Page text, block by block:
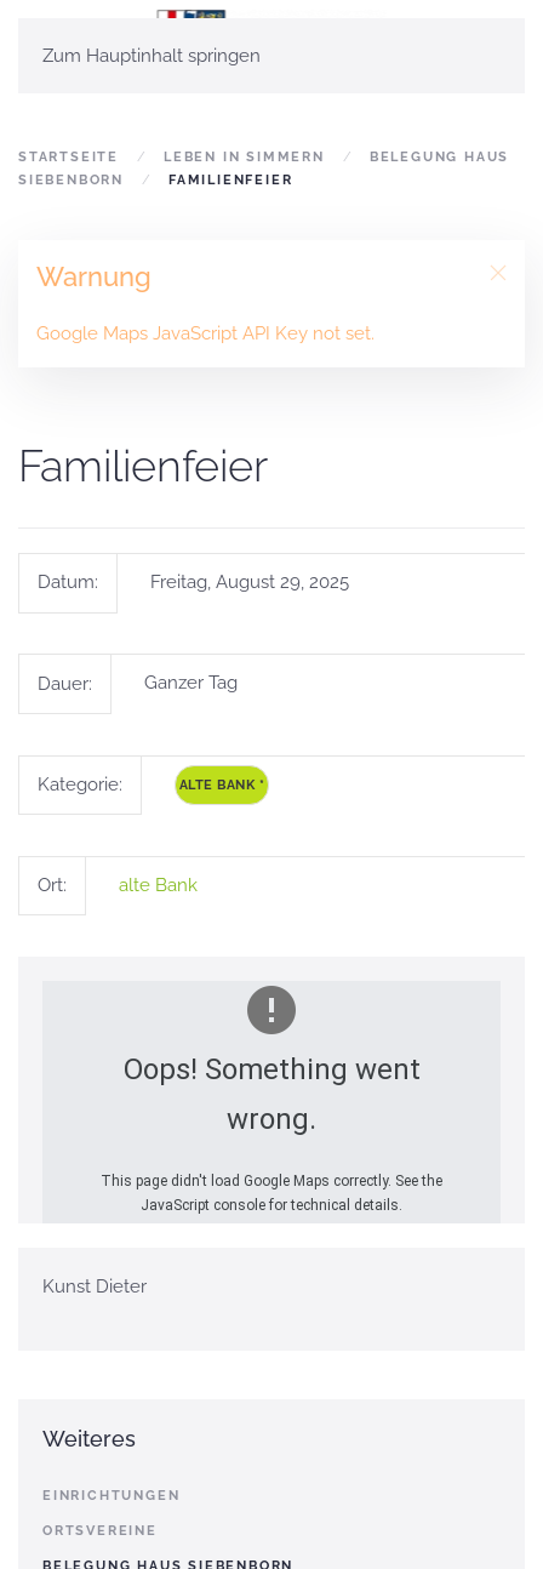
Zum Hauptinhalt springen
STARTSEITE LEBEN IN SIMMERN
BELEGUNG HAUS
SIEBENBORN
FAMILIENFEIER
Warnung
Google Maps JavaScript API Key not set.
Familienfeier
Datum: Freitag, August 29, 2025
Dauer: Ganzer Tag
Kategorie: ALTE BANK *
Ort: alte Bank
Oops! Something went
wrong.
This page didn't load Google Maps correctly. See the
JavaScript console for technical details.
Kunst Dieter
Weiteres
EINRICHTUNGEN
ORTSVEREINE